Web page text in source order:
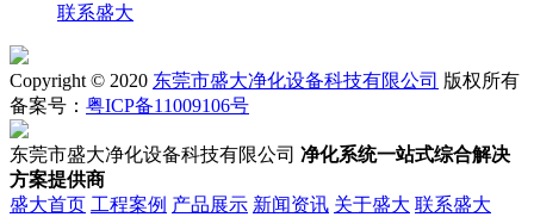
联系盛大
Copyright © 2020 东莞市盛大净化设备科技有限公司 版权所有
备案号： 粤ICP备11009106号
东莞市盛大净化设备科技有限公司 净化系统一站式综合解决
方案提供商
盛大首页 工程案例 产品展示 新闻资讯 关于盛大 联系盛大